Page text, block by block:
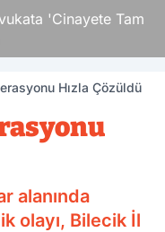
'Cinayete Tam
Hızla Çözüldü
alanında
olayı, Bilecik İl